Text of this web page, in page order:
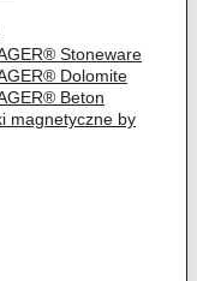
Stoneware
Dolomite
Beton
magnetyczne by